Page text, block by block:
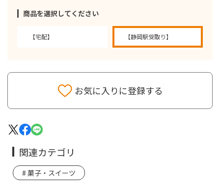
商品を選択してください
【宅配】 【静岡駅受取り】
お気に入りに登録する
関連カテゴリ
菓子・スイーツ